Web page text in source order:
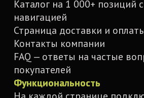
ВЕБ
Маркетинг
Сайт на Tilda
Сайт на Wordpress